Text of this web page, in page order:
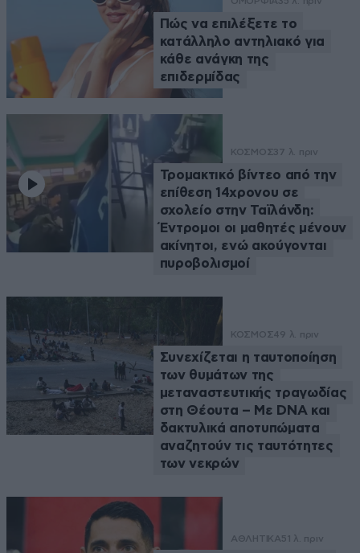
Πώς να επιλέξετε το
κατάλληλο αντηλιακό για
κάθε ανάγκη της
επιδερμίδας
ΚΟΣΜΟΣ37 λ. πριν
Τρομακτικό βίντεο από την
επίθεση 14χρονου σε
σχολείο στην Ταϊλάνδη:
Έντρομοι οι μαθητές μένουν
ακίνητοι, ενώ ακούγονται
πυροβολισμοί
ΚΟΣΜΟΣ49 λ. πριν
Συνεχίζεται η ταυτοποίηση
των θυμάτων της
μεταναστευτικής τραγωδίας
στη Θέουτα – Με DNA και
δακτυλικά αποτυπώματα
αναζητούν τις ταυτότητες
των νεκρών
ΑΘΛΗΤΙΚΑ51 λ. πριν